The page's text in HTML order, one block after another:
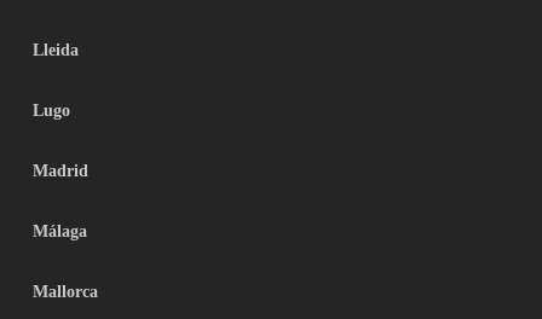
Lleida
Lugo
Madrid
Málaga
Mallorca